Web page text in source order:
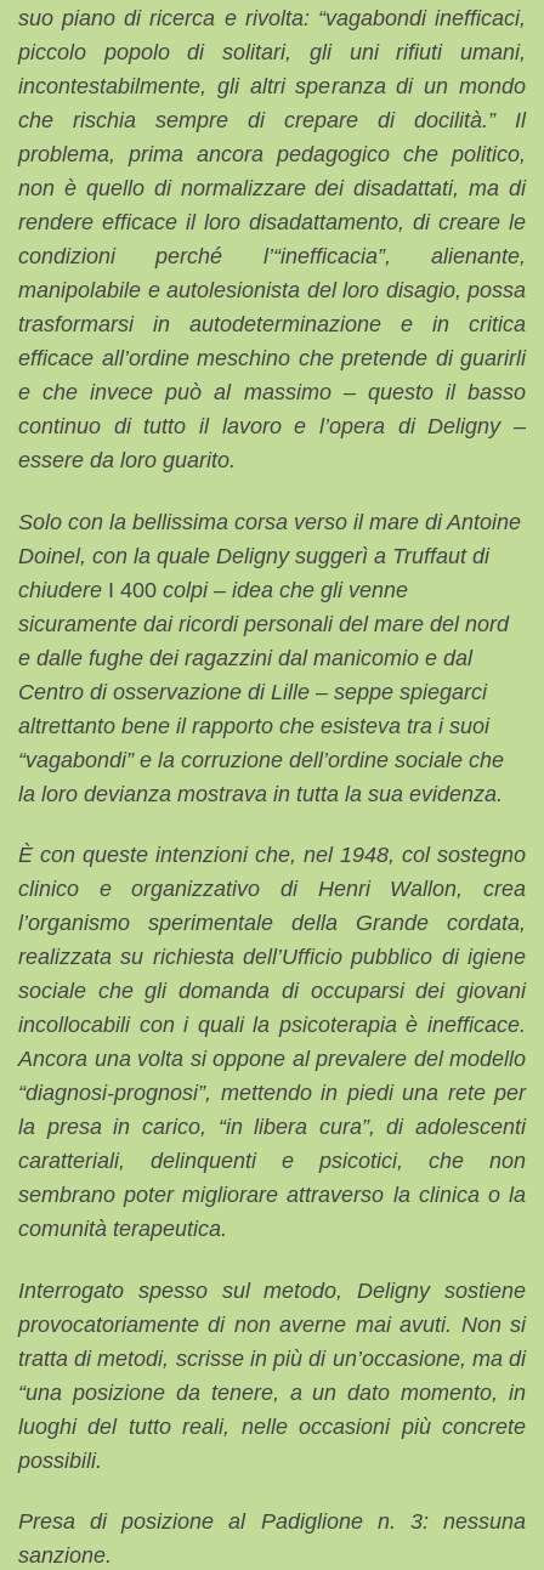
suo piano di ricerca e rivolta: “vagabondi inefficaci,
piccolo popolo di solitari, gli uni rifiuti umani,
incontestabilmente, gli altri speranza di un mondo
che rischia sempre di crepare di docilità.” Il
problema, prima ancora pedagogico che politico,
non è quello di normalizzare dei disadattati, ma di
rendere efficace il loro disadattamento, di creare le
condizioni perché l’“inefficacia”, alienante,
manipolabile e autolesionista del loro disagio, possa
trasformarsi in autodeterminazione e in critica
efficace all’ordine meschino che pretende di guarirli
e che invece può al massimo – questo il basso
continuo di tutto il lavoro e l’opera di Deligny –
essere da loro guarito.
Solo con la bellissima corsa verso il mare di Antoine
Doinel, con la quale Deligny suggerì a Truffaut di
chiudere I 400 colpi – idea che gli venne
sicuramente dai ricordi personali del mare del nord
e dalle fughe dei ragazzini dal manicomio e dal
Centro di osservazione di Lille – seppe spiegarci
altrettanto bene il rapporto che esisteva tra i suoi
“vagabondi” e la corruzione dell’ordine sociale che
la loro devianza mostrava in tutta la sua evidenza.
È con queste intenzioni che, nel 1948, col sostegno
clinico e organizzativo di Henri Wallon, crea
l’organismo sperimentale della Grande cordata,
realizzata su richiesta dell’Ufficio pubblico di igiene
sociale che gli domanda di occuparsi dei giovani
incollocabili con i quali la psicoterapia è inefficace.
Ancora una volta si oppone al prevalere del modello
“diagnosi-prognosi”, mettendo in piedi una rete per
la presa in carico, “in libera cura”, di adolescenti
caratteriali, delinquenti e psicotici, che non
sembrano poter migliorare attraverso la clinica o la
comunità terapeutica.
Interrogato spesso sul metodo, Deligny sostiene
provocatoriamente di non averne mai avuti. Non si
tratta di metodi, scrisse in più di un’occasione, ma di
“una posizione da tenere, a un dato momento, in
luoghi del tutto reali, nelle occasioni più concrete
possibili.
Presa di posizione al Padiglione n. 3: nessuna
sanzione.